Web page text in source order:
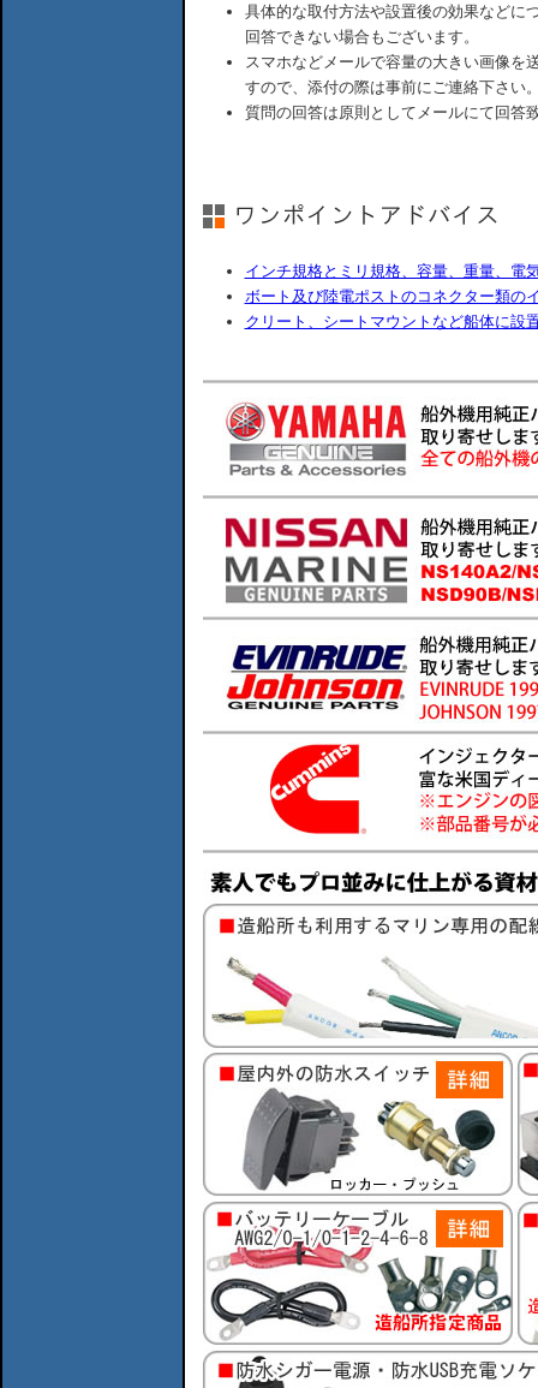
具体的な取付方法や設置後の効果などに
回答できない場合もございます。
スマホなどメールで容量の大きい画像を
すので、添付の際は事前にご連絡下さい
質問の回答は原則としてメールにて回答
インチ規格とミリ規格、容量、重量、電
ボート及び陸電ポストのコネクター類の
クリート、シートマウントなど船体に設